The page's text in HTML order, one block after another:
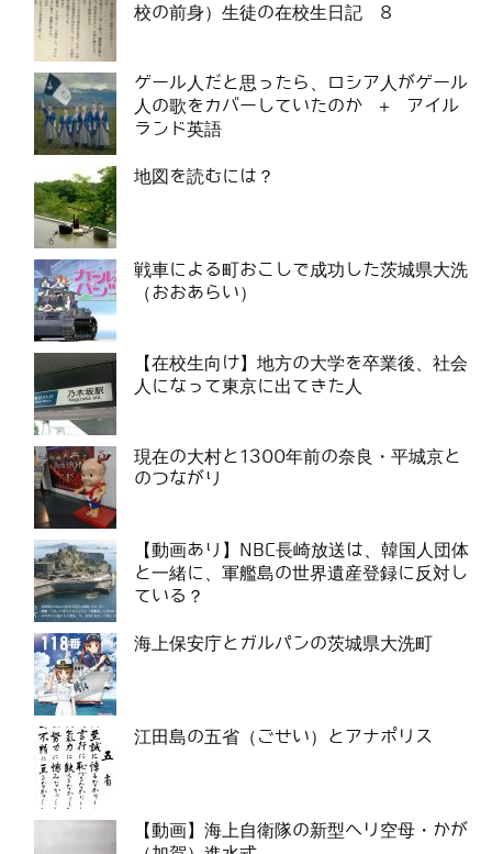
校の前身）生徒の在校生日記 8
ゲール人だと思ったら、ロシア人がゲール
人の歌をカバーしていたのか ＋ アイル
ランド英語
地図を読むには？
戦車による町おこしで成功した茨城県大洗
（おおあらい）
【在校生向け】地方の大学を卒業後、社会
人になって東京に出てきた人
現在の大村と1300年前の奈良・平城京と
のつながり
【動画あり】NBC長崎放送は、韓国人団体
と一緒に、軍艦島の世界遺産登録に反対し
ている？
海上保安庁とガルパンの茨城県大洗町
江田島の五省（ごせい）とアナポリス
【動画】海上自衛隊の新型ヘリ空母・かが